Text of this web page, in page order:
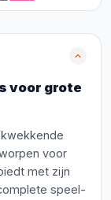
voor grote
voor
met zijn
speel-